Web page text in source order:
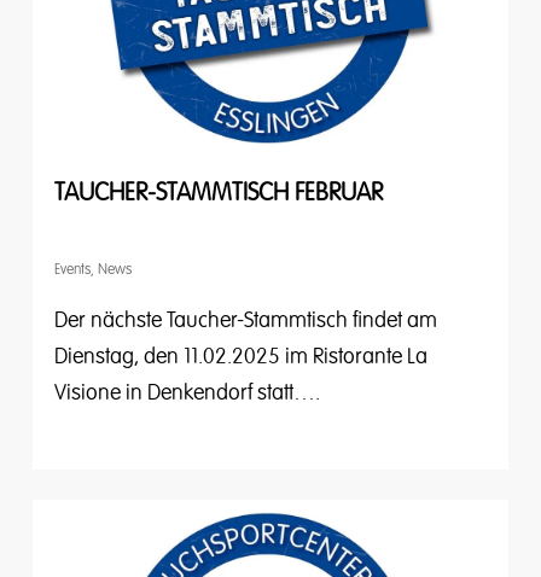
TAUCHER-STAMMTISCH FEBRUAR
Events, News
Der nächste Taucher-Stammtisch findet am
Dienstag, den 11.02.2025 im Ristorante La
Visione in Denkendorf statt….